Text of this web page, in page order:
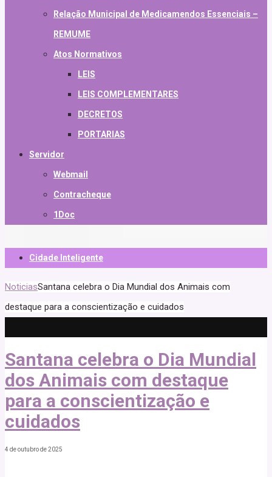
Relação Municipal de Medicamendos Essenciais –
REMUME
Atos Normativos
LEIS
LEIS COMPLEMENTARES
DECRETOS
PORTARIAS
Servidor
Webmail
Contracheque
1Doc
Cidade Inteligente
NoticiasSantana celebra o Dia Mundial dos Animais com
destaque para a conscientização e cuidados
Santana celebra o Dia Mundial
dos Animais com destaque
para a conscientização e
cuidados
4 de outubro de 2025